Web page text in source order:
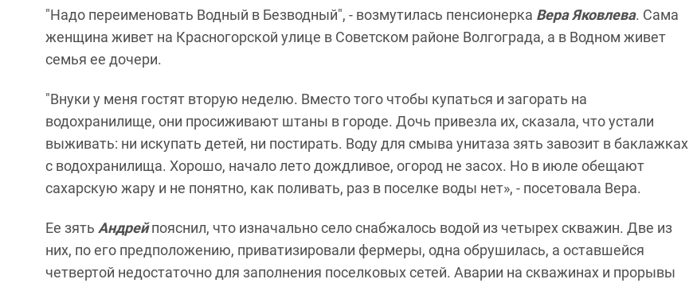
"Надо переименовать Водный в Безводный", - возмутилась пенсионерка Вера Яковлева. Сама
женщина живет на Красногорской улице в Советском районе Волгограда, а в Водном живет
семья ее дочери.
"Внуки у меня гостят вторую неделю. Вместо того чтобы купаться и загорать на
водохранилище, они просиживают штаны в городе. Дочь привезла их, сказала, что устали
выживать: ни искупать детей, ни постирать. Воду для смыва унитаза зять завозит в баклажках
с водохранилища. Хорошо, начало лето дождливое, огород не засох. Но в июле обещают
сахарскую жару и не понятно, как поливать, раз в поселке воды нет», - посетовала Вера.
Ее зять Андрейпояснил, что изначально село снабжалось водой из четырех скважин. Две из
них, по его предположению, приватизировали фермеры, одна обрушилась, а оставшейся
четвертой недостаточно для заполнения поселковых сетей. Аварии на скважинах и прорывы